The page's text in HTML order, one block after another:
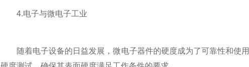
4.电子与微电子工业
随着电子设备的日益发展，微电子器件的硬度成为了可靠性和使